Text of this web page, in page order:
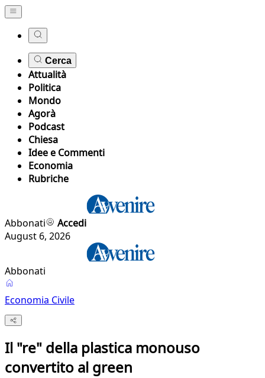
Cerca
Attualità
Politica
Mondo
Agorà
Podcast
Chiesa
Idee e Commenti
Economia
Rubriche
Abbonati
Accedi
August 6, 2026
Abbonati
Economia Civile
Il "re" della plastica monouso
convertito al green